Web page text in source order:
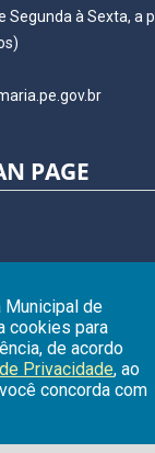
Segunda à Sexta, a
PAGE
de BELÉM
Municipal de
cookies para
de acordo
Privacidade, ao
concorda com